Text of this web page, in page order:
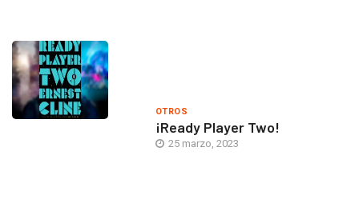
OTROS
¡Ready Player Two!
25 marzo, 2023